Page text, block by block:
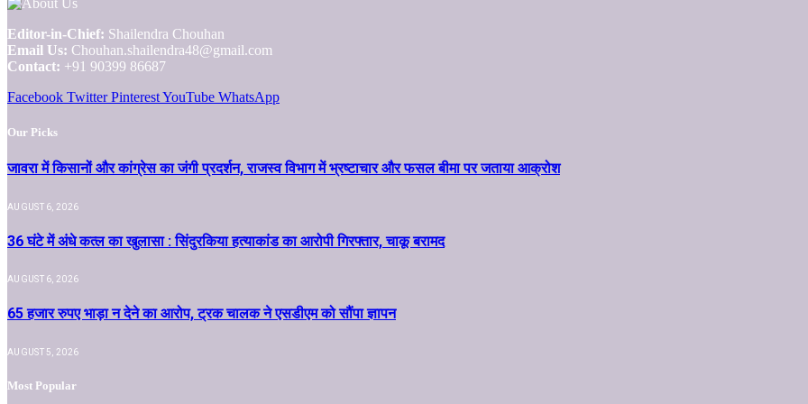
Editor-in-Chief: Shailendra Chouhan
Email Us: Chouhan.shailendra48@gmail.com
Contact: +91 90399 86687
Facebook Twitter PinterestYouTube WhatsApp
Our Picks
जावरा में किसानों और कांग्रेस का जंगी प्रदर्शन, राजस्व विभाग में भ्रष्टाचार और फसल बीमा पर जताया आक्रोश
AUGUST 6, 2026
36 घंटे में अंधे कत्ल का खुलासा : सिंदुरकिया हत्याकांड का आरोपी गिरफ्तार, चाकू बरामद
AUGUST 6, 2026
65 हजार रुपए भाड़ा न देने का आरोप, ट्रक चालक ने एसडीएम को सौंपा ज्ञापन
AUGUST 5, 2026
Most Popular